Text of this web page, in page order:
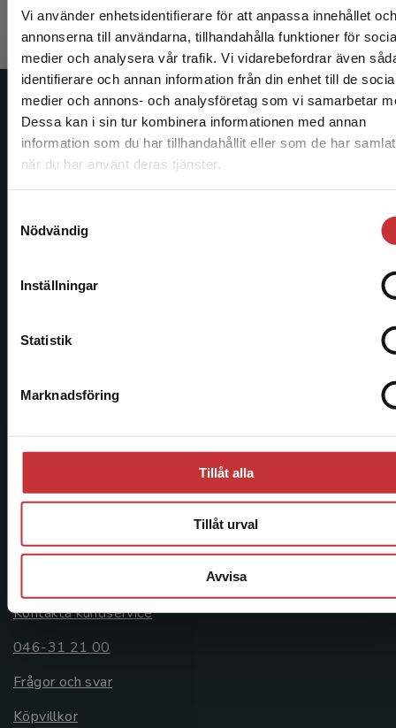
Vi använder enhetsidentifierare för att anpassa innehållet och
annonserna till användarna, tillhandahålla funktioner för
medier och analysera vår trafik. Vi vidarebefordrar även
identifierare och annan information från din enhet till de
medier och annons- och analysföretag som vi samarbetar
Dessa kan i sin tur kombinera informationen med annan
information som du har tillhandahållit eller som de har
när du har använt deras tjänster.
Nödvändig
Inställningar
Statistik
Marknadsföring
Tillåt alla
Tillåt urval
Avvisa
Begränsad fraktregion
Det verkar som att du besöker studentlitteratur.se via
Sverige. För att kunna slutföra ett köp måste
Exkl. moms: 262 kr
Exkl.
Studentlitteratur
ledande utbildningsförlag. Med läromedel, kurslitteratur,
längs hela kunskapsresan.
Kontakta oss
Kontakta oss
Postadress:
Åkergränden 1
Kontakta kundservice
046-31 21 00
Frågor och svar
Köpvillkor